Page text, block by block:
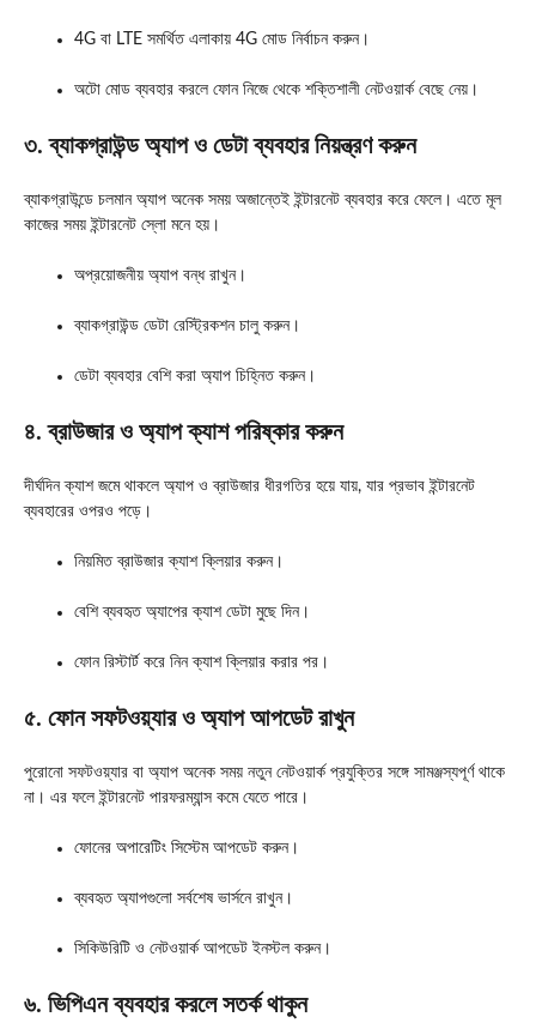
4G বা LTE সমর্থিত এলাকায় 4G মোড নির্বাচন করুন।
অটো মোড ব্যবহার করলে ফোন নিজে থেকে শক্তিশালী নেটওয়ার্ক বেছে নেয়।
৩. ব্যাকগ্রাউন্ড অ্যাপ ও ডেটা ব্যবহার নিয়ন্ত্রণ করুন
ব্যাকগ্রাউন্ডে চলমান অ্যাপ অনেক সময় অজান্তেই ইন্টারনেট ব্যবহার করে ফেলে। এতে মূল
কাজের সময় ইন্টারনেট স্লো মনে হয়।
অপ্রয়োজনীয় অ্যাপ বন্ধ রাখুন।
ব্যাকগ্রাউন্ড ডেটা রেস্ট্রিকশন চালু করুন।
ডেটা ব্যবহার বেশি করা অ্যাপ চিহ্নিত করুন।
৪. ব্রাউজার ও অ্যাপ ক্যাশ পরিষ্কার করুন
দীর্ঘদিন ক্যাশ জমে থাকলে অ্যাপ ও ব্রাউজার ধীরগতির হয়ে যায়, যার প্রভাব ইন্টারনেট
ব্যবহারের ওপরও পড়ে।
নিয়মিত ব্রাউজার ক্যাশ ক্লিয়ার করুন।
বেশি ব্যবহৃত অ্যাপের ক্যাশ ডেটা মুছে দিন।
ফোন রিস্টার্ট করে নিন ক্যাশ ক্লিয়ার করার পর।
৫. ফোন সফটওয়্যার ও অ্যাপ আপডেট রাখুন
পুরোনো সফটওয়্যার বা অ্যাপ অনেক সময় নতুন নেটওয়ার্ক প্রযুক্তির সঙ্গে সামঞ্জস্যপূর্ণ থাকে
না। এর ফলে ইন্টারনেট পারফরম্যান্স কমে যেতে পারে।
ফোনের অপারেটিং সিস্টেম আপডেট করুন।
ব্যবহৃত অ্যাপগুলো সর্বশেষ ভার্সনে রাখুন।
সিকিউরিটি ও নেটওয়ার্ক আপডেট ইনস্টল করুন।
৬. ভিপিএন ব্যবহার করলে সতর্ক থাকুন